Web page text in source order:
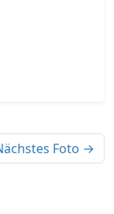
Foto →